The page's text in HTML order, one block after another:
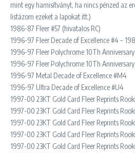
mint egy hamisítványt, ha nincs pénzed az
listázom ezeket a lapokat itt.)
1986-87 Fleer #57 (hivatalos RC)
1996-97 Fleer Decade of Excellence #4 –
1996-97 Fleer Polychrome 10Th
1996-97 Fleer Polychrome 10Th
1996-97 Metal Decade of Excellence #M4
1996-97 Ultra Decade of Excellence #U4
1997-00 23KT Gold Card Fleer Reprints
1997-00 23KT Gold Card Fleer Reprints
1997-00 23KT Gold Card Fleer Reprints
1997-00 23KT Gold Card Fleer Reprints
1997-00 23KT Gold Card Fleer Reprints